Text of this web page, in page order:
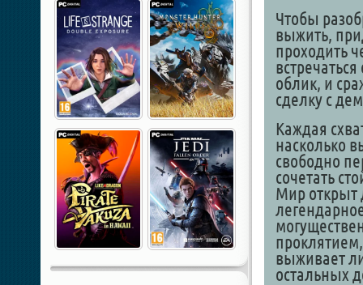
Чтобы
выжить,
проходить
облик, и
сделку с
Каждая
насколько
свободно
сочетать
Мир открыт
выживает
остальных